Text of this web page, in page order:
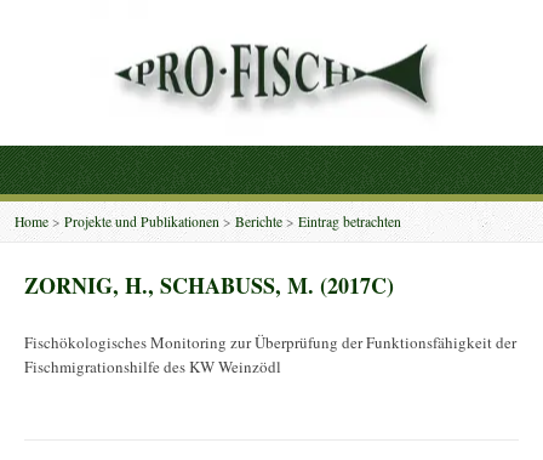
Home >Projekte und Publikationen >Berichte > Eintrag betrachten
ZORNIG, H., SCHABUSS, M. (2017C)
Fischökologisches Monitoring zur Überprüfung der Funktionsfähigkeit der
Fischmigrationshilfe des KW Weinzödl